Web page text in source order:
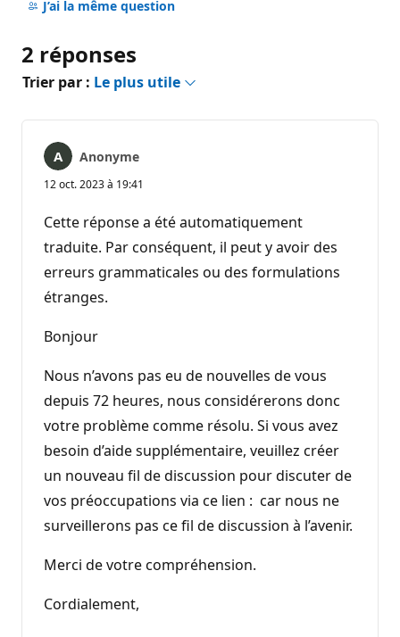
commentaire
J’ai la même question
2 réponses
Trier par : Le plus utile
Anonyme
12 oct. 2023 à 19:41
Cette réponse a été automatiquement
traduite. Par conséquent, il peut y avoir des
erreurs grammaticales ou des formulations
étranges.
Bonjour
Nous n’avons pas eu de nouvelles de vous
depuis 72 heures, nous considérerons donc
votre problème comme résolu. Si vous avez
besoin d’aide supplémentaire, veuillez créer
un nouveau fil de discussion pour discuter de
vos préoccupations via ce lien : car nous ne
surveillerons pas ce fil de discussion à l’avenir.
Merci de votre compréhension.
Cordialement,